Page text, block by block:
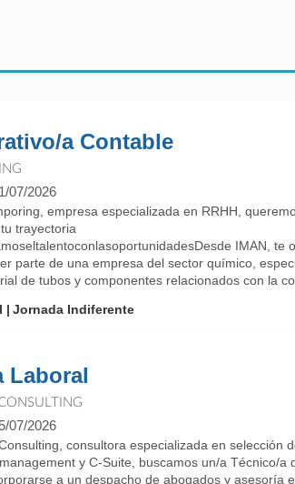
a Contable
07/2026
empresa especializada en RRHH,
trayectoria
IMAN, te
parte de una empresa del sector químico,
de tubos y componentes relacionados con la
Jornada Indiferente
Laboral
07/2026
consultora especializada en selección
y C-Suite, buscamos un/a Técnico/a
a un despacho de abogados y asesoría